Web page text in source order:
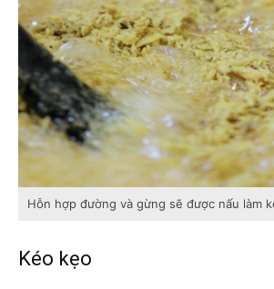
Hỗn hợp đường và gừng sẽ được nấu làm
Kéo kẹo